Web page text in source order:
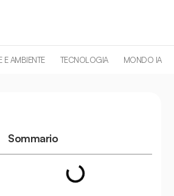
E AMBIENTE TECNOLOGIA MONDO IA
Sommario